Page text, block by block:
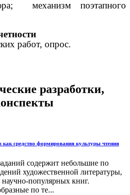
механизм поэтапного
работ, опрос.
разработки,
средство формирования культуры чтения
содержит небольшие по
художественной литературы,
популярных книг.
по те...